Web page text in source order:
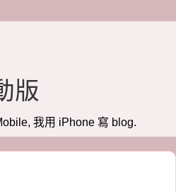
版
我用 iPhone 寫 blog.